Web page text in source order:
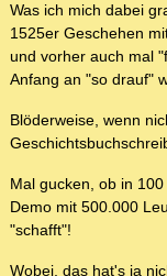
Was ich mich dabei
1525er Geschehen
und vorher auch mal
Anfang an "so drauf"
Blöderweise, wenn
Mal gucken, ob in
Demo mit 500.000
"schafft"!
Wobei, das hat's ja